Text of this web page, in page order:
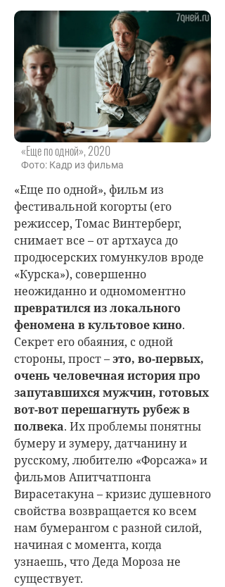
«Еще по одной», 2020
Фото: Кадр из фильма
«Еще по одной», фильм из
фестивальной когорты (его
режиссер, Томас Винтерберг,
снимает все – от артхауса до
продюсерских гомункулов вроде
«Курска»), совершенно
неожиданно и одномоментно
превратился из локального
феномена в культовое кино.
Секрет его обаяния, с одной
стороны, прост –это, во-первых,
очень человечная история про
запутавшихся мужчин, готовых
вот-вот перешагнуть рубеж в
полвека. Их проблемы понятны
бумеру и зумеру, датчанину и
русскому, любителю «Форсажа» и
фильмов Апитчатпонга
Вирасетакуна – кризис душевного
свойства возвращается ко всем
нам бумерангом с разной силой,
начиная с момента, когда
узнаешь, что Деда Мороза не
существует.